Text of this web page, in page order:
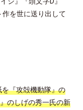
作を世に送り出して
を『攻殻機動隊』の
のしげの秀一氏の新